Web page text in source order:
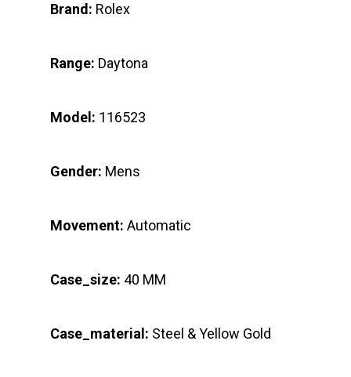
Brand: Rolex
Range: Daytona
Model: 116523
Gender: Mens
Movement: Automatic
Case_size: 40 MM
Case_material: Steel & Yellow Gold